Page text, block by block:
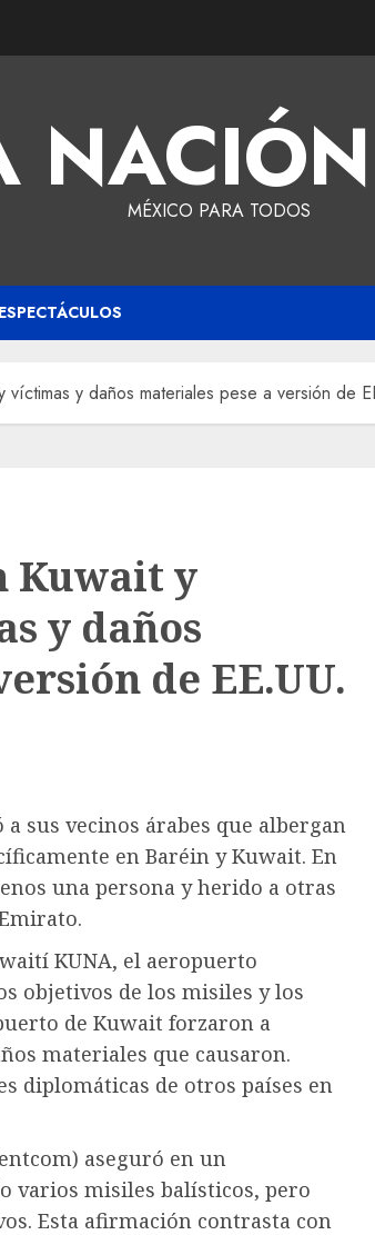
MÉXICO PARA TODOS
ESPECTÁCULOS
y daños materiales pese a versión de
Kuwait y
y daños
de EE.UU.
sus vecinos árabes que albergan
en Baréin y Kuwait. En
una persona y herido a otras
KUNA, el aeropuerto
objetivos de los misiles y los
de Kuwait forzaron a
materiales que causaron.
diplomáticas de otros países en
aseguró en un
varios misiles balísticos, pero
Esta afirmación contrasta con